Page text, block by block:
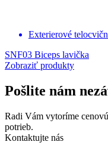
Exterierové
SNF03 Biceps lavička
Zobraziť produkty
Pošlite nám
Radi Vám vytoríme
potrieb.
Kontaktujte nás